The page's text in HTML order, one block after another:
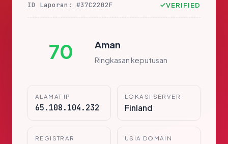
ID Laporan: #37C2202F VERIFIED
70 Aman
Ringkasan keputusan
ALAMAT IP
65.108.104.232
LOKASI SERVER
Finland
REGISTRAR USIA DOMAIN